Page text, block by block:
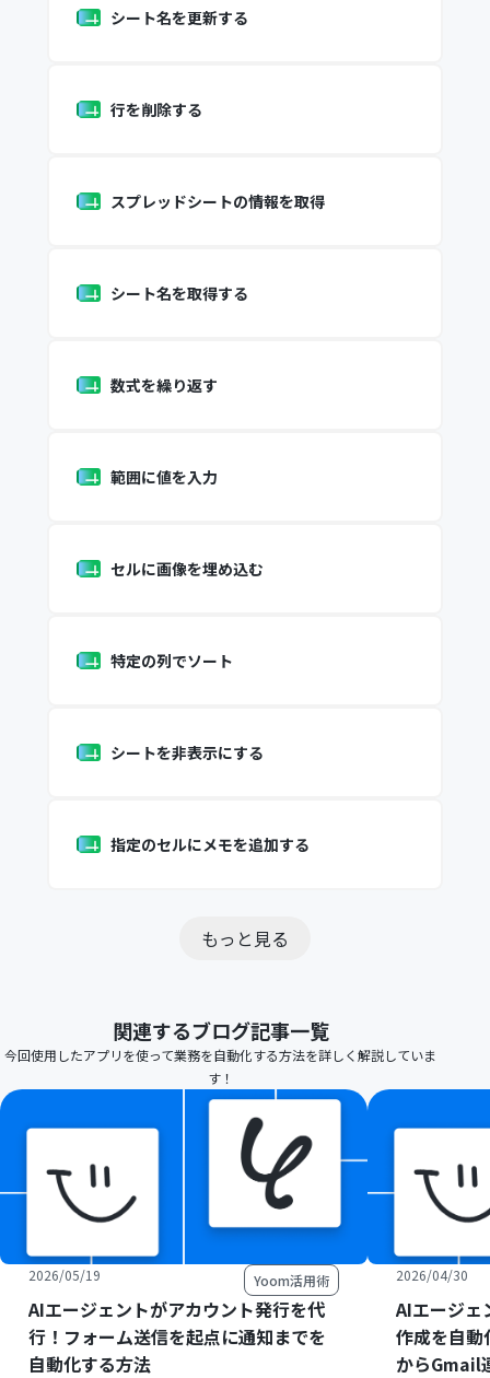
シート名を更新する
行を削除する
スプレッドシートの情報を取得
シート名を取得する
数式を繰り返す
範囲に値を入力
セルに画像を埋め込む
特定の列でソート
シートを非表示にする
指定のセルにメモを追加する
もっと見る
関連するブログ記事一覧
今回使用したアプリを使って業務を自動化する方法を詳しく解説していま
す！
2026/05/19 Yoom活用術
AIエージェントがアカウント発行を代
行！フォーム送信を起点に通知までを
自動化する方法
2026/04/30
AIエージェ
作成を自動
からGmail